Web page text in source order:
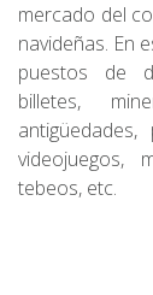
mercado del
navideñas. En
puestos de
billetes,
videojuegos,
tebeos, etc.